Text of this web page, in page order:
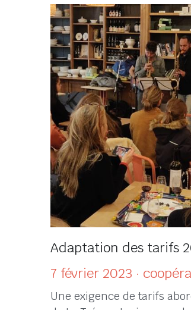
civique. Depuis...
Adaptation des tarifs